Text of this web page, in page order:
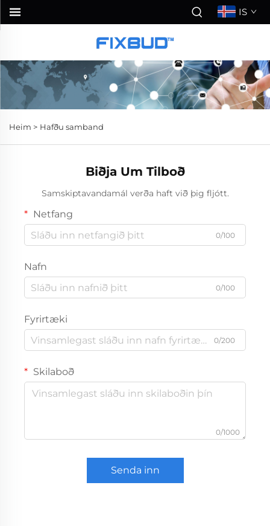
IS
Heim > Hafðu samband
Biðja Um Tilboð
Samskiptavandamál verða haft við þig fljótt.
Netfang
0/100
Nafn
0/100
Fyrirtæki
0/200
Skilaboð
0/1000
Senda inn